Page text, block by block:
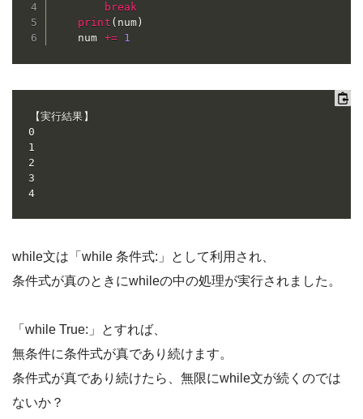
break
print ( num )
    num
+= 1
【実行結果】
0
1
2
3
4
while文は「while 条件式:」として利用され、
条件式が真のときにwhileの中の処理が実行されました。
「while True:」とすれば、
無条件に条件式が真であり続けます。
条件式が真であり続けたら、無限にwhile文が続くのでは
ないか？